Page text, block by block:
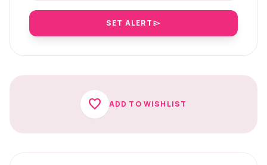
SET ALERTsend
favorite ADD TO WISHLIST